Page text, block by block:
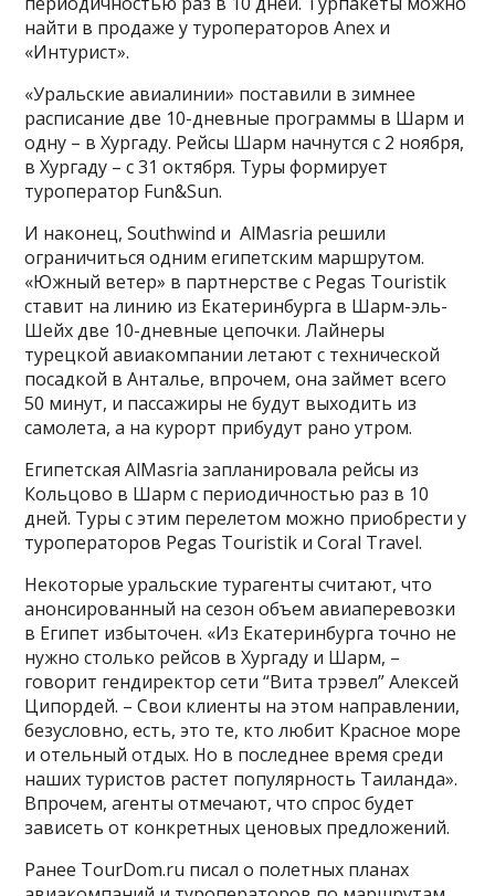
найти в продаже у туроператоров Anex и
«Интурист».
«Уральские авиалинии» поставили в зимнее
расписание две 10-дневные программы в Шарм и
одну – в Хургаду. Рейсы Шарм начнутся с 2 ноября,
в Хургаду – с 31 октября. Туры формирует
туроператор Fun&Sun.
И наконец, Southwind и AlMasria решили
ограничиться одним египетским маршрутом.
«Южный ветер» в партнерстве с Pegas Touristik
ставит на линию из Екатеринбурга в Шарм-эль-
Шейх две 10-дневные цепочки. Лайнеры
турецкой авиакомпании летают с технической
посадкой в Анталье, впрочем, она займет всего
50 минут, и пассажиры не будут выходить из
самолета, а на курорт прибудут рано утром.
Египетская AlMasria запланировала рейсы из
Кольцово в Шарм с периодичностью раз в 10
дней. Туры с этим перелетом можно приобрести у
туроператоров Pegas Touristik и Coral Travel.
Некоторые уральские турагенты считают, что
анонсированный на сезон объем авиаперевозки
в Египет избыточен. «Из Екатеринбурга точно не
нужно столько рейсов в Хургаду и Шарм, –
говорит гендиректор сети “Вита трэвел” Алексей
Ципордей. – Свои клиенты на этом направлении,
безусловно, есть, это те, кто любит Красное море
и отельный отдых. Но в последнее время среди
наших туристов растет популярность Таиланда».
Впрочем, агенты отмечают, что спрос будет
зависеть от конкретных ценовых предложений.
Ранее TourDom.ru писал о полетных планах